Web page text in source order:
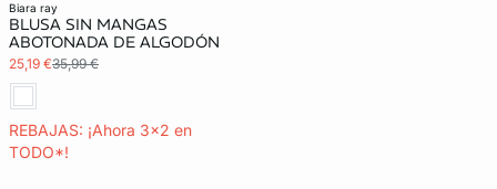
biara ray
BLUSA SIN MANGAS
ABOTONADA DE ALGODÓN
25,19 €35,99 €
REBAJAS: ¡Ahora 3x2 en
TODO*!